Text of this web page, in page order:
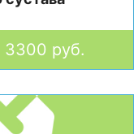
3300 руб.